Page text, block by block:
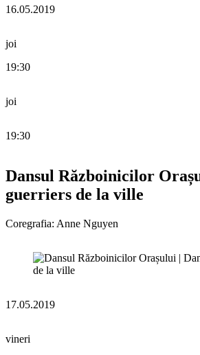
16.05.2019
joi
19:30
joi
19:30
Dansul Războinicilor
guerriers de la ville
Coregrafia: Anne Nguyen
17.05.2019
vineri